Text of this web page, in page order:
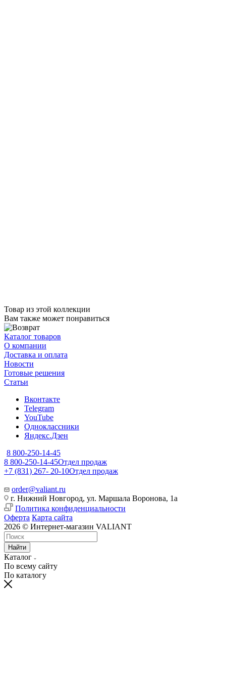
Товар из этой коллекции
Вам также может понравиться
Каталог товаров
О компании
Доставка и оплата
Новости
Готовые решения
Статьи
Вконтакте
Telegram
YouTube
Одноклассники
Яндекс.Дзен
8 800-250-14-45
8 800-250-14-45Отдел продаж
+7 (831) 267- 20-10Отдел продаж
order@valiant.ru
г. Нижний Новгород, ул. Маршала Воронова, 1а
Политика конфиденциальности
Оферта Карта сайта
2026 © Интернет-магазин VALIANT
Найти
Каталог
По всему сайту
По каталогу